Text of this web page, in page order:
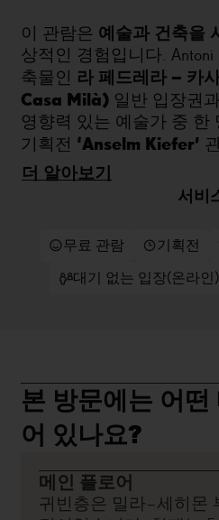
이 관람은 예술과 건축을
상적인 경험입니다.
축물인 라 페드레라 – 카
Casa Milà) 일반 입장권
영향력 있는 예술가 중 한
기획전 ‘Anselm Kiefer’
매년 단 두 차례, 라 페드
Milà 가문의 주거 공간인
Catalunya La Pedrera의
원형 그대로 보존된 천장
규모 개인 회고전으로, 그
적이고 의미 있게 살펴볼
가의 작품을 소장한 가장
인 Hans Grothe의 명망 높
개인 컬렉션에서 온 약 40
다. 회화, 조각, 설치, 사진
는 작품들은 그의 작업이
더 알아보기
서비
무료 관람 기획전
대기 없는 입장(온라인)
본 방문에는 어떤
어 있나요?
메인 플로어
귀빈층은 밀라–세히몬